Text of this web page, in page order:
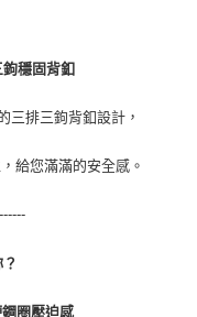
穩固背釦
三排三鉤背釦設計，
給您滿滿的安全感。
圈壓迫感